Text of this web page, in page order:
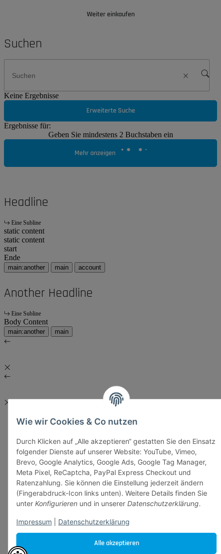
Alle akzeptieren
Wie wir Cookies & Co nutzen
Durch Klicken auf „Alle akzeptieren“ gestatten Sie den Einsatz
folgender Dienste auf unserer Website: YouTube, Vimeo,
Brevo, Google Analytics, Google Ads, Google Tag Manager,
Meta Pixel, ReCaptcha, PayPal Express Checkout und
Ratenzahlung. Sie können die Einstellung jederzeit ändern
(Fingerabdruck-Icon links unten). Weitere Details finden Sie
unter Konfigurieren und in unserer Datenschutzerklärung.
Impressum Datenschutzerklärung
Weiter einkaufen
Suchen
Keine Ergebnisse
Erweiterte Suche
Ergebnisse für:
Geben Sie mindestens 2 Buchstaben ein
Mehr anzeigen
Headline
Eine Subline
static content
static content
start
Ende
main:another main account
Another Headline
Eine Subline
Body Content
main:another main